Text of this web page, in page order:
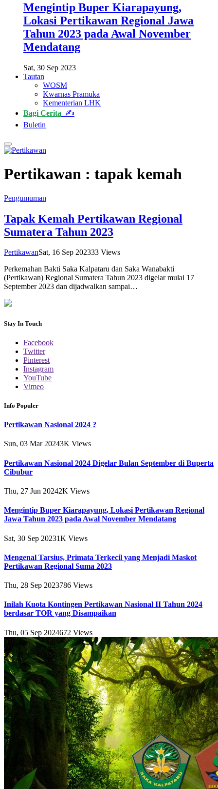
Mengintip Buper Kiarapayung,
Lokasi Pertikawan Regional Jawa
Tahun 2023 pada Awal November
Mendatang
Sat, 30 Sep 2023
Tautan
WOSM
Kwarnas Pramuka
Kementerian LHK
Bagi Cerita ✍
Buletin
Pertikawan : tapak kemah
Pengumuman
Tapak Kemah Pertikawan Regional
Sumatera Tahun 2023
PertikawanSat, 16 Sep 202333 Views
Perkemahan Bakti Saka Kalpataru dan Saka Wanabakti
(Pertikawan) Regional Sumatera Tahun 2023 digelar mulai 17
September 2023 dan dijadwalkan sampai…
Stay In Touch
Facebook
Twitter
Pinterest
Instagram
YouTube
Vimeo
Info Populer
Pertikawan Nasional 2024 ?
Sun, 03 Mar 20243K Views
Pertikawan Nasional 2024 Digelar Bulan September di Buperta
Cibubur
Thu, 27 Jun 20242K Views
Mengintip Buper Kiarapayung, Lokasi Pertikawan Regional
Jawa Tahun 2023 pada Awal November Mendatang
Sat, 30 Sep 20231K Views
Mengenal Tarsius, Primata Terkecil yang Menjadi Maskot
Pertikawan Regional Suma 2023
Thu, 28 Sep 2023786 Views
Inilah Kuota Kontingen Pertikawan Nasional II Tahun 2024
berdasar TOR yang Disampaikan
Thu, 05 Sep 2024672 Views